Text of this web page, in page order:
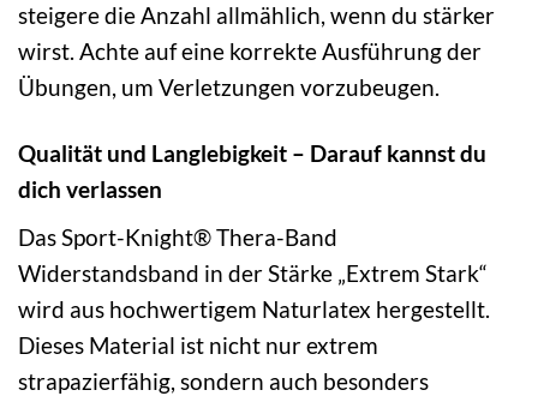
steigere die Anzahl allmählich, wenn du stärker
wirst. Achte auf eine korrekte Ausführung der
Übungen, um Verletzungen vorzubeugen.
Qualität und Langlebigkeit – Darauf kannst du
dich verlassen
Das Sport-Knight® Thera-Band
Widerstandsband in der Stärke „Extrem Stark“
wird aus hochwertigem Naturlatex hergestellt.
Dieses Material ist nicht nur extrem
strapazierfähig, sondern auch besonders